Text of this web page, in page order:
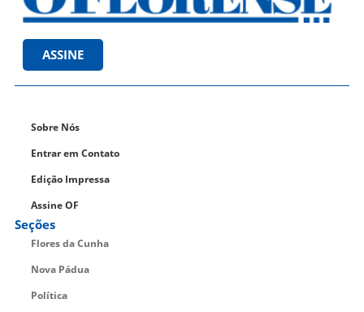
ASSINE
Sobre Nós
Entrar em Contato
Edição Impressa
Assine OF
Seções
Flores da Cunha
Nova Pádua
Política